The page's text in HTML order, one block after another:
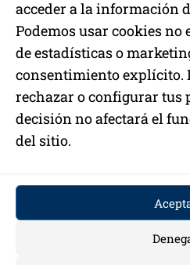
acceder a la información
Podemos usar cookies no
de estadísticas o
consentimiento explícito.
rechazar o configurar tus
decisión no afectará el
del sitio.
teri
or
uie
Lección 5.2: Almacenamiento
Lección 5.3: Refrigeración y
Lección 5.4: Preparación de
Lección 5.5: Descongelación
Lección 5.7: Mantenimiento
Lección 5.8: Enfriamiento y